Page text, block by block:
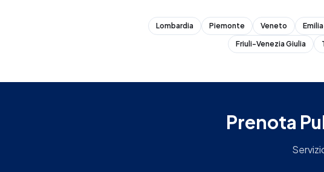
Lombardia Piemonte Veneto
Friuli-Venezia Giulia
Prenota